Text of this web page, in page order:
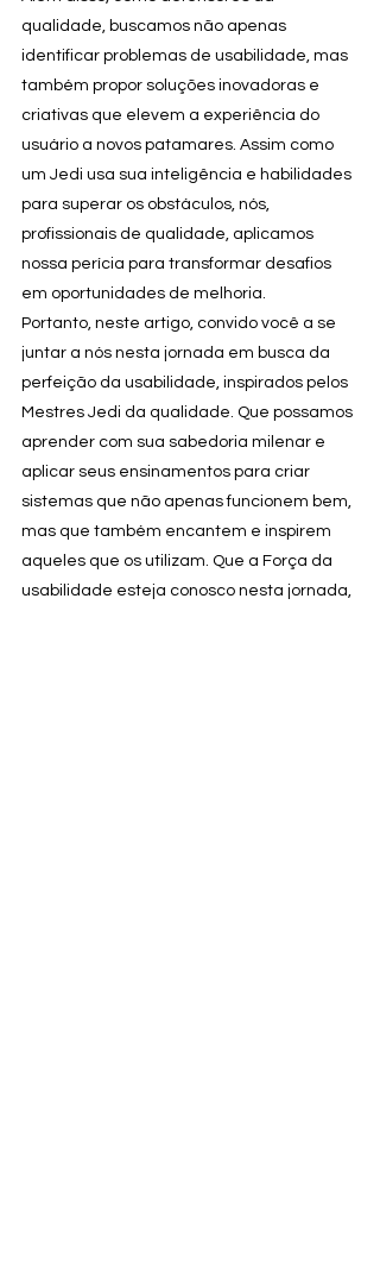
qualidade, buscamos não apenas
identificar problemas de usabilidade, mas
também propor soluções inovadoras e
criativas que elevem a experiência do
usuário a novos patamares. Assim como
um Jedi usa sua inteligência e habilidades
para superar os obstáculos, nós,
profissionais de qualidade, aplicamos
nossa perícia para transformar desafios
em oportunidades de melhoria.
Portanto, neste artigo, convido você a se
juntar a nós nesta jornada em busca da
perfeição da usabilidade, inspirados pelos
Mestres Jedi da qualidade. Que possamos
aprender com sua sabedoria milenar e
aplicar seus ensinamentos para criar
sistemas que não apenas funcionem bem,
mas que também encantem e inspirem
aqueles que os utilizam. Que a Força da
usabilidade esteja conosco nesta jornada,